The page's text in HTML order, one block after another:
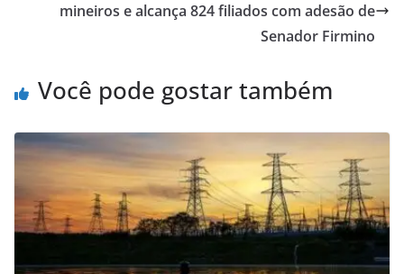
mineiros e alcança 824 filiados com adesão de
Senador Firmino
Você pode gostar também